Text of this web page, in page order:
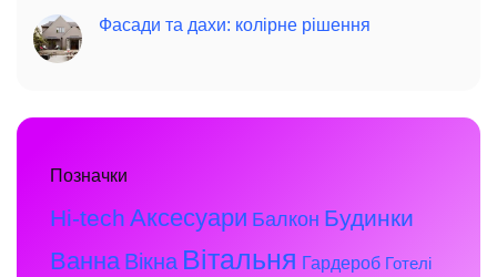
Фасади та дахи: колірне рішення
Позначки
Hi-tech Аксесуари Балкон Будинки
Ванна Вікна Вітальня Гардероб Готелі